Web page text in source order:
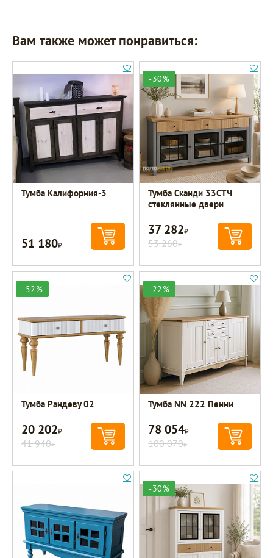
Вам также может понравиться:
Тумба Калифорния-3
51 180Р
-30%
Тумба Сканди 33СТЧ
стеклянные двери
37 282Р
53 260Р
-52%
Тумба Рандеву 02
20 202Р
41 940Р
-22%
Тумба NN 222 Пенни
78 054Р
100 070Р
-30%